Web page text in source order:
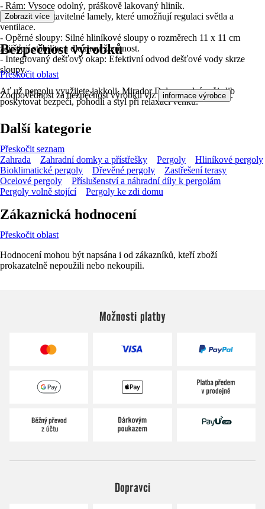
- Rám: Vysoce odolný, práškově lakovaný hliník.
- Krytina: Nastavitelné lamely, které umožňují regulaci světla a
ventilace.
- Opěrné sloupy: Silné hliníkové sloupy o rozměrech 11 x 11 cm
zajišťují stabilitu a dlouhou životnost.
- Integrovaný dešťový okap: Efektivní odvod dešťové vody skrze
sloupy.
Ať už pergolu využijete jakkoli, Mirador Deluxe splní svůj slib
poskytovat bezpečí, pohodlí a styl při relaxaci venku.
Zobrazit více
Bezpečnost výrobků
Přeskočit oblast
Zodpovědnost za bezpečnost výrobku viz informace výrobce .
Další kategorie
Přeskočit seznam
Zahrada
Zahradní domky a přístřešky Pergoly
Hliníkové pergoly
Bioklimatické pergoly
Dřevěné pergoly
Zastřešení terasy
Ocelové pergoly
Příslušenství a náhradní díly k pergolám
Pergoly volně stojící
Pergoly ke zdi domu
Zákaznická hodnocení
Přeskočit oblast
Hodnocení mohou být napsána i od zákazníků, kteří zboží
prokazatelně nepoužili nebo nekoupili.
Možnosti platby
Dopravci